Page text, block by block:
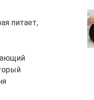
питает,